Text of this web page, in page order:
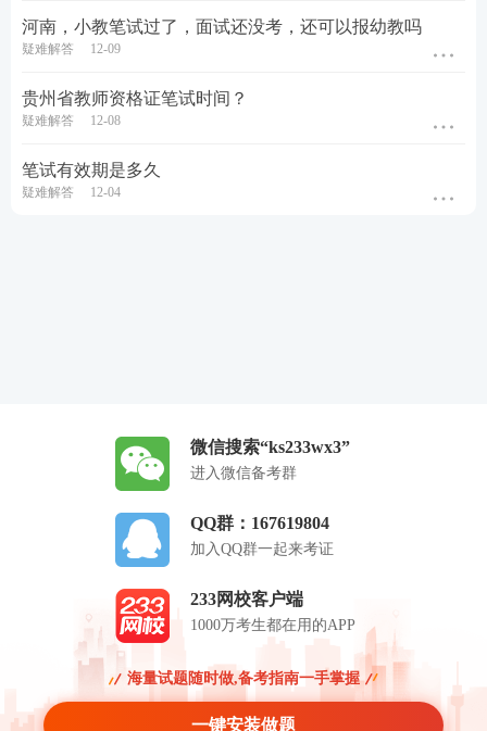
河南，小教笔试过了，面试还没考，还可以报幼教吗
疑难解答 12-09
贵州省教师资格证笔试时间？
疑难解答 12-08
笔试有效期是多久
疑难解答 12-04
微信搜索“ks233wx3”
进入微信备考群
QQ群：167619804
加入QQ群一起来考证
233网校客户端
1000万考生都在用的APP
海量试题随时做,备考指南一手掌握
一键安装做题